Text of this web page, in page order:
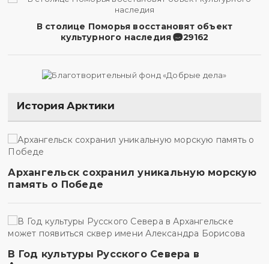
В столице Поморья восстановят объект
культурного наследия
29162
История Арктики
Архангельск сохранил уникальную морскую
память о Победе
В Год культуры Русского Севера в